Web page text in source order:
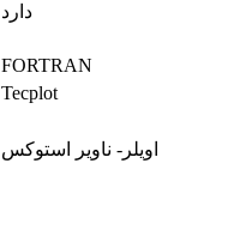
دارد
FORTRAN
Tecplot
اویلر- ناویر استوکس